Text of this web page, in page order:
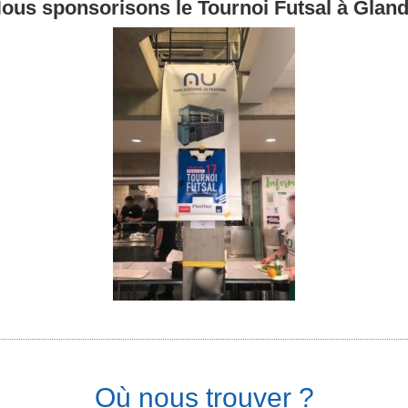
sponsorisons le Tournoi Futsal à
Où nous trouver ?